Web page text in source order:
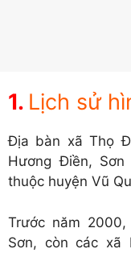
Lịch sử
Địa bàn xã Thọ
Hương Điền,
thuộc huyện Vũ
Trước năm
Sơn, còn các xã